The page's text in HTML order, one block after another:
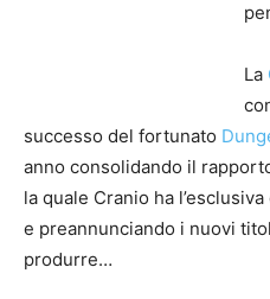
La
successo del fortunato
anno consolidando il
la quale Cranio ha
e preannunciando i nuovi
produrre…